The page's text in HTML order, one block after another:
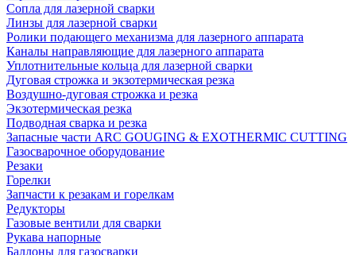
Сопла для лазерной сварки
Линзы для лазерной сварки
Ролики подающего механизма для лазерного аппарата
Каналы направляющие для лазерного аппарата
Уплотнительные кольца для лазерной сварки
Дуговая строжка и экзотермическая резка
Воздушно-дуговая строжка и резка
Экзотермическая резка
Подводная сварка и резка
Запасные части ARC GOUGING & EXOTHERMIC CUTTING
Газосварочное оборудование
Резаки
Горелки
Запчасти к резакам и горелкам
Редукторы
Газовые вентили для сварки
Рукава напорные
Баллоны для газосварки